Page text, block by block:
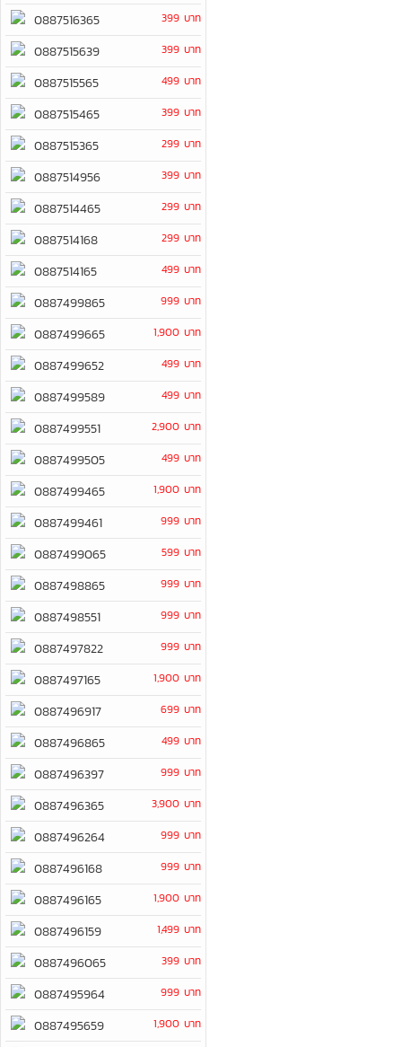
0887516365 399 บาท
0887515639 399 บาท
0887515565 499 บาท
0887515465 399 บาท
0887515365 299 บาท
0887514956 399 บาท
0887514465 299 บาท
0887514168 299 บาท
0887514165 499 บาท
0887499865 999 บาท
0887499665 1,900 บาท
0887499652 499 บาท
0887499589 499 บาท
0887499551 2,900 บาท
0887499505 499 บาท
0887499465 1,900 บาท
0887499461 999 บาท
0887499065 599 บาท
0887498865 999 บาท
0887498551 999 บาท
0887497822 999 บาท
0887497165 1,900 บาท
0887496917 699 บาท
0887496865 499 บาท
0887496397 999 บาท
0887496365 3,900 บาท
0887496264 999 บาท
0887496168 999 บาท
0887496165 1,900 บาท
0887496159 1,499 บาท
0887496065 399 บาท
0887495964 999 บาท
0887495659 1,900 บาท